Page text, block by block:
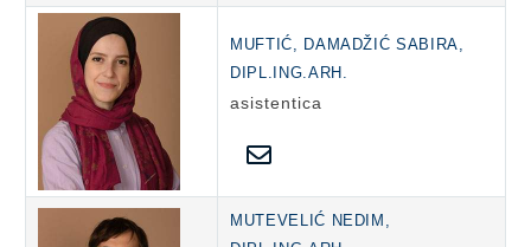
MUFTIĆ, DAMADŽIĆ SABIRA,
DIPL.ING.ARH.
asistentica
MUTEVELIĆ NEDIM,